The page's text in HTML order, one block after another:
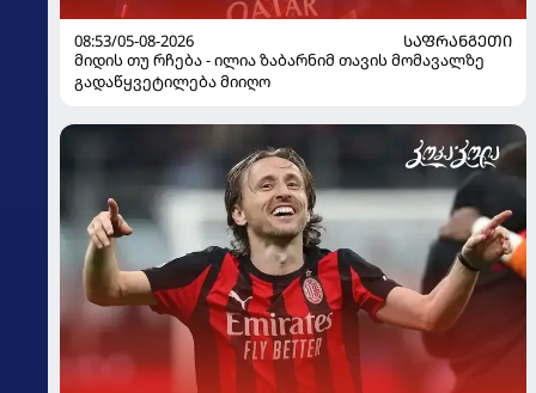
08:53/05-08-2026
ᲡᲐᲤᲠᲐᲜᲒᲔᲗᲘ
მიდის თუ რჩება - ილია ზაბარნიმ თავის მომავალზე
გადაწყვეტილება მიიღო